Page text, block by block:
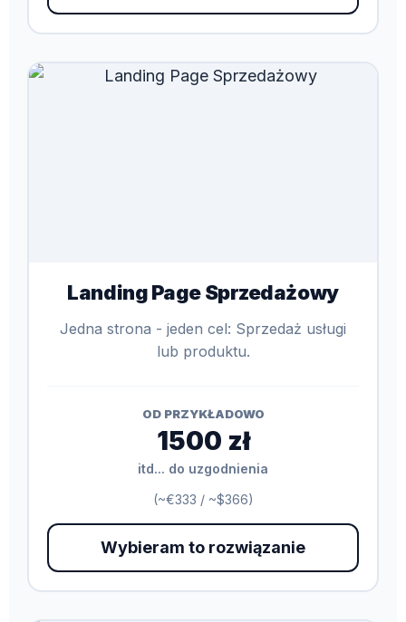
Landing Page Sprzedażowy
Jedna strona - jeden cel: Sprzedaż usługi
lub produktu.
OD PRZYKŁADOWO
1500 zł
itd... do uzgodnienia
(~€333 / ~$366)
Wybieram to rozwiązanie